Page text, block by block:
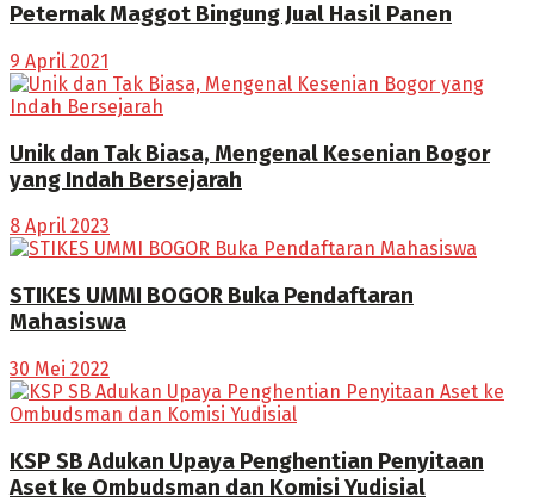
Peternak Maggot Bingung Jual Hasil Panen
9 April 2021
Unik dan Tak Biasa, Mengenal Kesenian Bogor
yang Indah Bersejarah
8 April 2023
STIKES UMMI BOGOR Buka Pendaftaran
Mahasiswa
30 Mei 2022
KSP SB Adukan Upaya Penghentian Penyitaan
Aset ke Ombudsman dan Komisi Yudisial